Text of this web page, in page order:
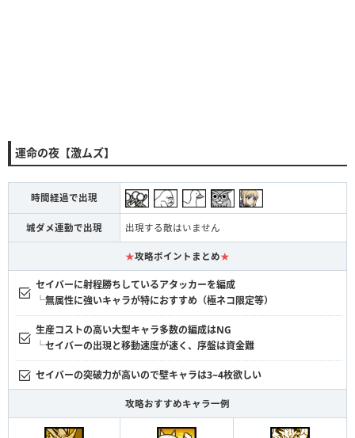
運命の夜【激ムズ】
時間経過で出現
城ダメ連動で出現 出現する敵はいません
★攻略ポイントまとめ★
セイバーに射程勝ちしているアタッカーを編成
└無属性に強いキャラが特におすすめ（極ネコ限定等）
生産コストの高い大型キャラ多数の編成はNG
└セイバーの出現と移動速度が速く、序盤は資金難
セイバーの突破力が高いので壁キャラは3~4枚欲しい
攻略おすすめキャラ一例